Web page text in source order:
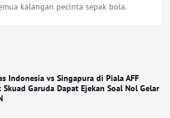
kalangan pecinta sepak bola.
Indonesia vs Singapura di Piala AFF
Skuad Garuda Dapat Ejekan Soal Nol Gelar